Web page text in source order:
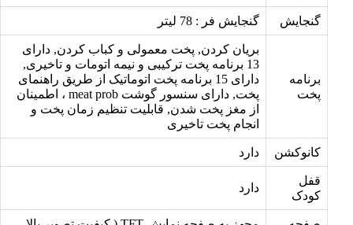
گنجایش گنجایش فر : 78 لیتر
برنامه
پخت
بریان کردن, پخت معمولی و کباب کردن, دارای
13 برنامه پخت ترکیبی و نیمه اتومات و تاخیری,
دارای 15 برنامه پخت اتوماتیک از طریق راهنمای
پخت, دارای سنسور گوشت meat prob ، اطمینان
از مغز پخت شدن, قابلیت تنظیم زمان پخت و
انجام پخت تاخیری
کانوکشن دارد
قفل
کودک
دارد